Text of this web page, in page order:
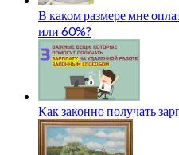
В каком размере мне
или 60%?
Как законно получать